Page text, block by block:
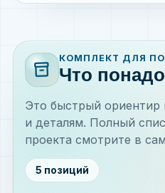
inventory_2
КОМПЛЕКТ ДЛЯ
Что
Это быстрый
и деталям. Полный
проекта смотрите в
5 позиций